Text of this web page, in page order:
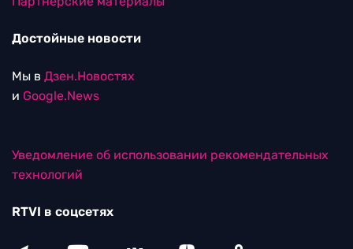
Достойные новости
Мы в Дзен.Новостях
и Google.News
Уведомление об использовании рекомендательных
технологий
RTVI в соцсетях